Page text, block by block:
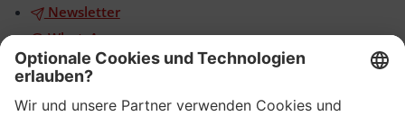
Newsletter
WhatsApp
App